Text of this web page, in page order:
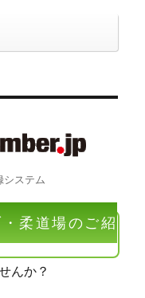
システム
柔道場のご紹
んか？